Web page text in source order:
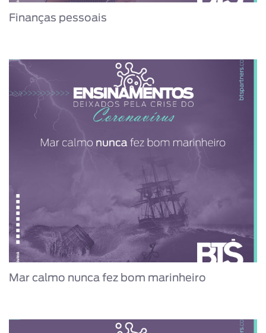
Finanças pessoais
Mar calmo nunca fez bom marinheiro